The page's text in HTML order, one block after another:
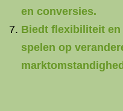
en conversies.
Biedt flexibiliteit en
spelen op